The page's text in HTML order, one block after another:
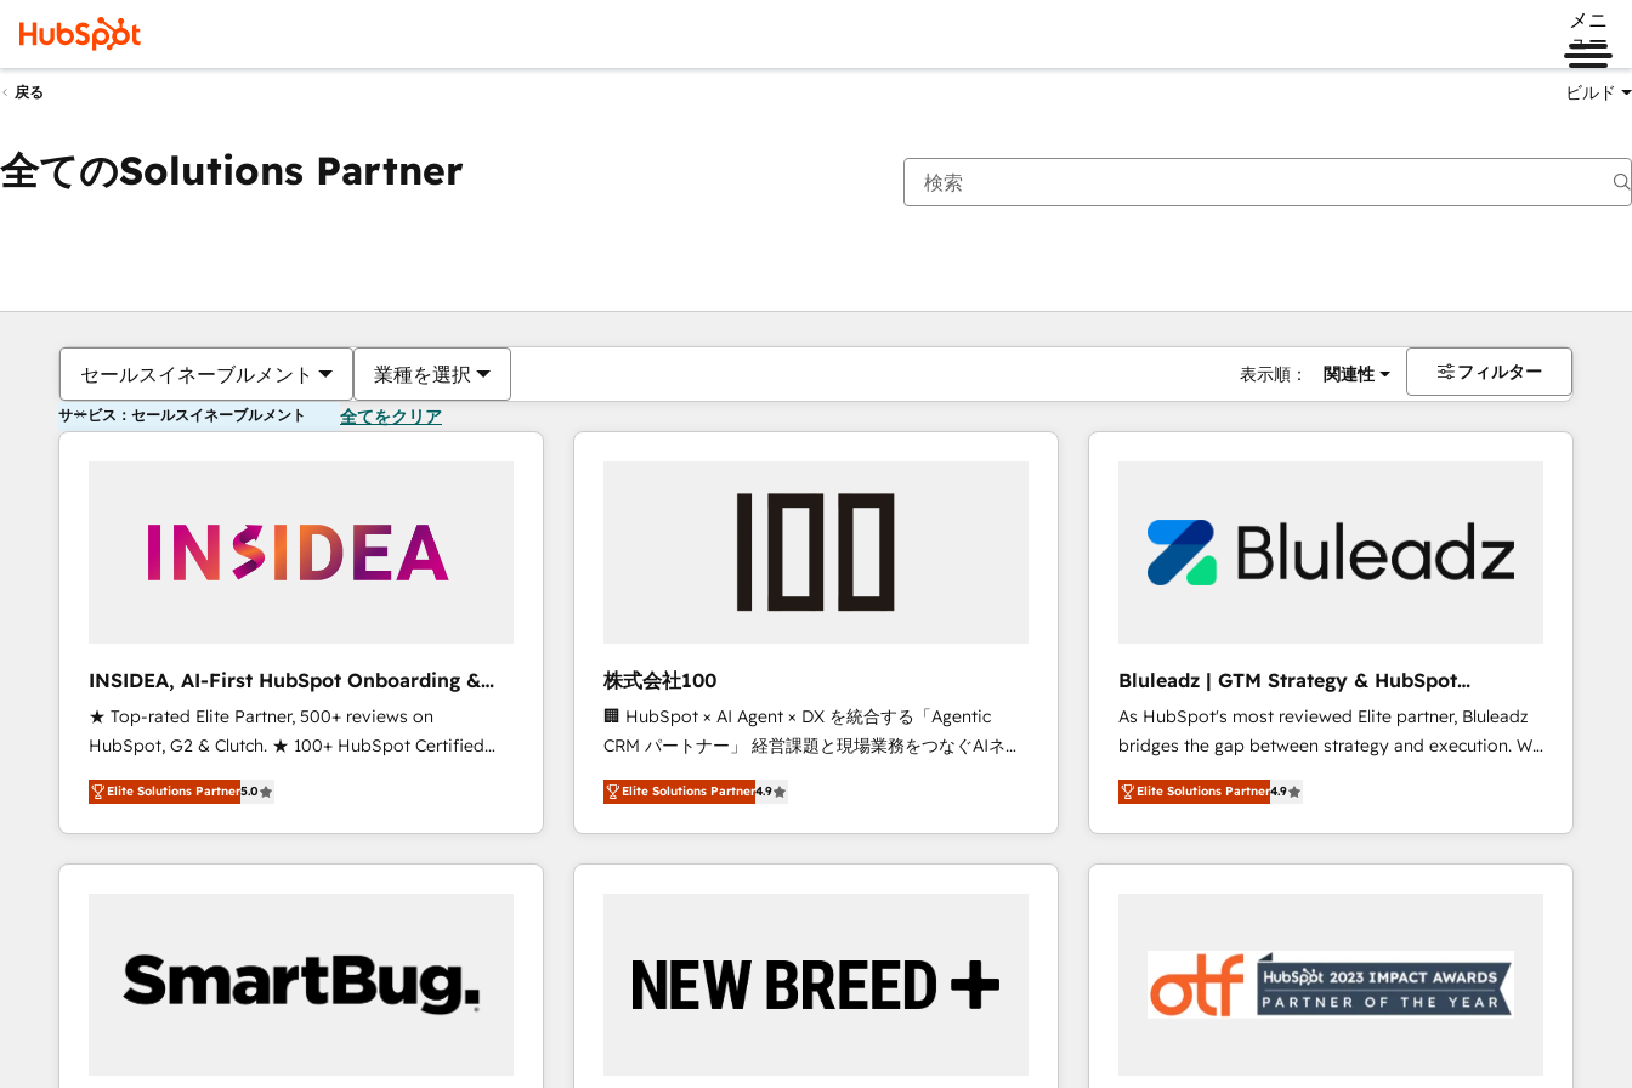
メニ
ュー
戻る ビルド
全てのSolutions Partner
セールスイネーブルメント 業種を選択 表示順： 関連性 フィルター
サービス：セールスイネーブルメント 全てをクリア
INSIDEA, AI-First HubSpot Onboarding &
RevOps
★ Top-rated Elite Partner, 500+ reviews on
HubSpot, G2 & Clutch. ★ 100+ HubSpot Certified
Experts & Trainers across the team ★ 1,500+
implementations across five continents ★ AI-First,
RevOps-led, Onboarding obsessed ★ Company of
the Year 2024/25 INSIDEA helps growing companies
workflows that drive adoption from week one, in
your time zone. What we do ➤ Onboarding: Live in
weeks, with workflows built around your business,
Elite Solutions Partner5.0
株式会社100
🏢 HubSpot × AI Agent × DX を統合する「Agentic
CRM パートナー」 経営課題と現場業務をつなぐAIネイ
ティブ・エージェンシーとして、HubSpot Eliteの実装
力で顧客フロント業務を再設計します。 💡 100inc は何
をする会社か？ HubSpotを共通基盤に、AIエージェン
トを組み込んだ顧客フロント業務（マーケティング・営
を、CRMを軸とした全社共通基盤に再構築します。意
思決定者・PMO・現場担当者に並走します。 1️⃣
Elite Solutions Partner4.9
Bluleadz | GTM Strategy & HubSpot
Implementation
As HubSpot's most reviewed Elite partner, Bluleadz
bridges the gap between strategy and execution. We
don't just "set up tools" — we install the GTM
Operating System (GTM OS) to align your leadership
and engineer a portal that drives predictable
revenue velocity. 🚀 GTM Strategy & Alignment
"accelerating a mess." ⚙️ Elite Engineering & AI
Scalable Architecture: Zero-technical-debt setup
across all Hubs, validated by our 7 HubSpot
Elite Solutions Partner4.9
現在の場所ページ
ページページページページページページページページページページ